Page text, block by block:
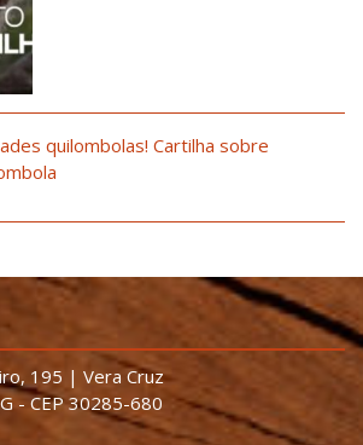
quilombolas! Cartilha sobre
195 | Vera Cruz
- CEP 30285-680